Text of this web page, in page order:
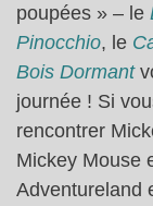
poupées » – le
Pinocchio, le
Bois Dormant
journée ! Si
rencontrer
Mickey Mouse
Adventureland